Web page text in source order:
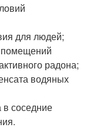
для людей;
помещений
радона;
водяных
соседние